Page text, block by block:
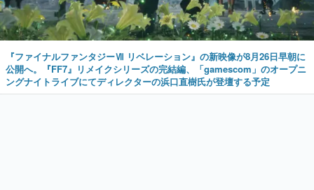
『ファイナルファンタジーⅦ リベレーション』の新映像が8月26日早朝に
公開へ。『FF7』リメイクシリーズの完結編、「gamescom」のオープニ
ングナイトライブにてディレクターの浜口直樹氏が登壇する予定